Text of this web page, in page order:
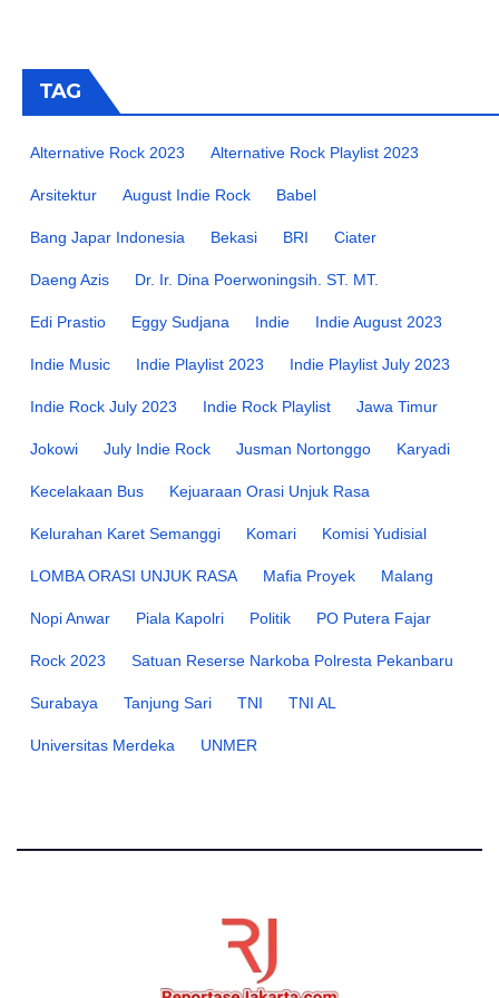
TAG
Alternative Rock 2023 Alternative Rock Playlist 2023
Arsitektur August Indie Rock Babel
Bang Japar Indonesia Bekasi BRI Ciater
Daeng Azis Dr. Ir. Dina Poerwoningsih. ST. MT.
Edi Prastio Eggy Sudjana Indie Indie August 2023
Indie Music Indie Playlist 2023 Indie Playlist July 2023
Indie Rock July 2023 Indie Rock Playlist Jawa Timur
Jokowi July Indie Rock Jusman Nortonggo Karyadi
Kecelakaan Bus Kejuaraan Orasi Unjuk Rasa
Kelurahan Karet Semanggi Komari Komisi Yudisial
LOMBA ORASI UNJUK RASA Mafia Proyek Malang
Nopi Anwar Piala Kapolri Politik PO Putera Fajar
Rock 2023 Satuan Reserse Narkoba Polresta Pekanbaru
Surabaya Tanjung Sari TNI TNI AL
Universitas Merdeka UNMER